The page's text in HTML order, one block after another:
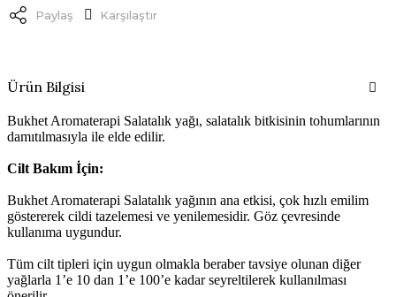
Paylaş Karşılaştır
Ürün Bilgisi
Bukhet Aromaterapi Salatalık yağı, salatalık bitkisinin tohumlarının
damıtılmasıyla ile elde edilir.
Cilt Bakım İçin:
Bukhet Aromaterapi Salatalık yağının ana etkisi, çok hızlı emilim
göstererek cildi tazelemesi ve yenilemesidir. Göz çevresinde
kullanıma uygundur.
Tüm cilt tipleri için uygun olmakla beraber tavsiye olunan diğer
yağlarla 1’e 10 dan 1’e 100’e kadar seyreltilerek kullanılması